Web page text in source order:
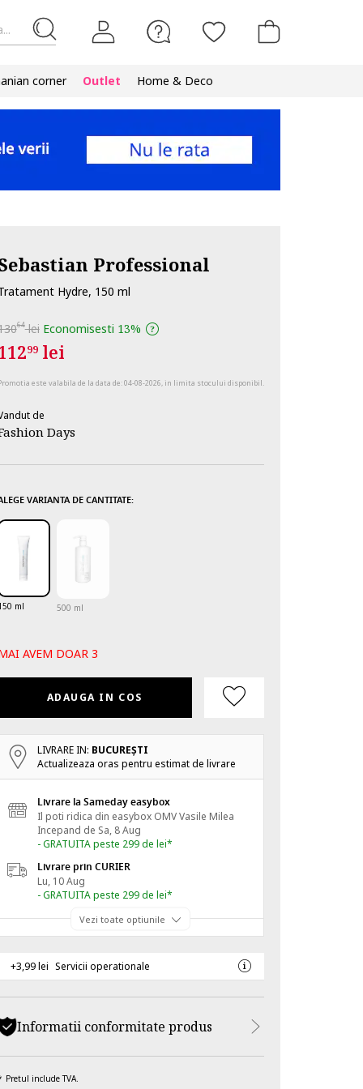
corner Outlet Home & Deco
Professional
Hydre, 150 ml
64lei Economisesti 13%
99lei
este valabila de la data de:04-08-2026, in limita stocului disponibil.
de
Days
VARIANTA DE CANTITATE:
ml 500 ml
AVEM DOAR 3
ADAUGA IN COS
LIVRARE IN: BUCUREŞTI
Actualizeaza oras pentru estimat de livrare
Livrare la Sameday easybox
Il poti ridica din easybox OMV Vasile Milea
Incepand de Sa, 8 Aug
- GRATUITA peste 299 de lei*
Livrare prin CURIER
Lu, 10 Aug
- GRATUITA peste 299 de lei*
Vezi toate optiunile
+3,99 lei Servicii operationale
Informatii conformitate produs
Pretul include TVA.